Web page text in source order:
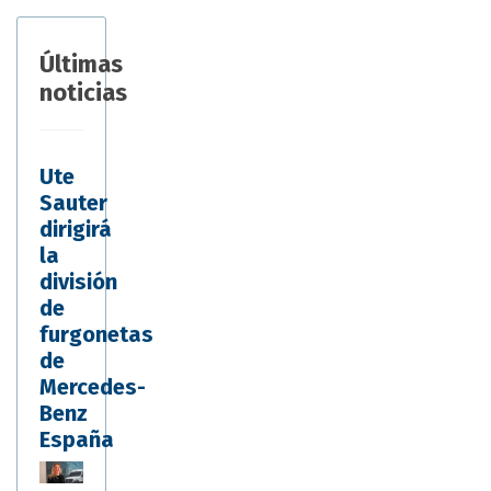
Últimas
noticias
Ute
Sauter
dirigirá
la
división
de
furgonetas
de
Mercedes-
Benz
España